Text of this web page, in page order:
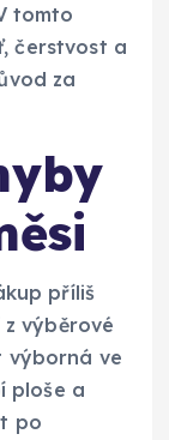
tomto
čerstvost a
za
příliš
výběrové
výborná ve
ploše a
po